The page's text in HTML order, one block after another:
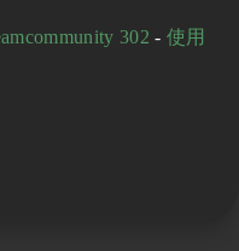
302 - 使用